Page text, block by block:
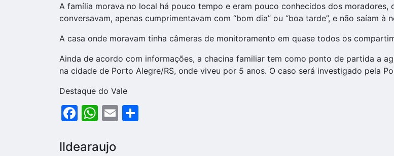
A família morava no local há pouco tempo e eram pouco conhecidos dos moradores,
conversavam, apenas cumprimentavam com “bom dia” ou “boa tarde”, e não saíam à
A casa onde moravam tinha câmeras de monitoramento em quase todos os
Ainda de acordo com informações, a chacina familiar tem como ponto de partida a
na cidade de Porto Alegre/RS, onde viveu por 5 anos. O caso será investigado pela
Destaque do Vale
Facebook
WhatsApp
Email
lldearaujo